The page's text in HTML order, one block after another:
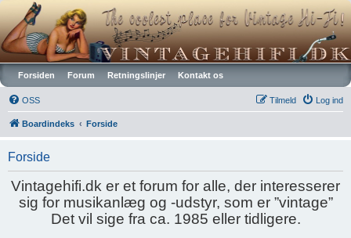
Vintagehifi.dk
Forsiden Forum Retningslinjer Kontakt os
OSS Log ind
Tilmeld
Boardindeks Forside
Forside
Vintagehifi.dk er et forum for alle, der interesserer
sig for musikanlæg og -udstyr, som er ”vintage”
Det vil sige fra ca. 1985 eller tidligere.